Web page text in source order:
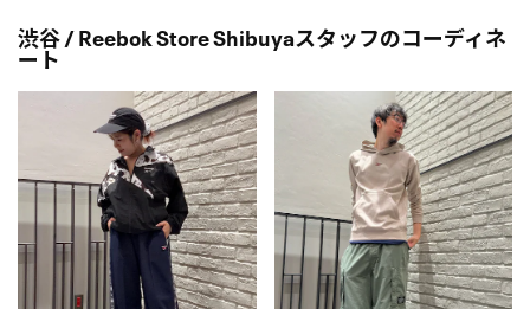
渋谷 / Reebok Store Shibuyaスタッフのコーディネ
ート